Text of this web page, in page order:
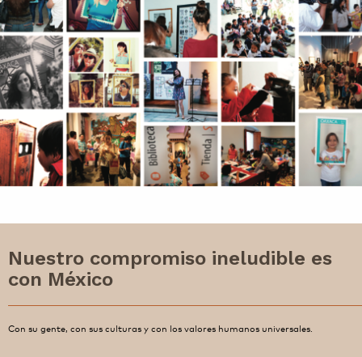
Nuestro compromiso ineludible es
con México
Con su gente, con sus culturas y con los valores humanos universales.